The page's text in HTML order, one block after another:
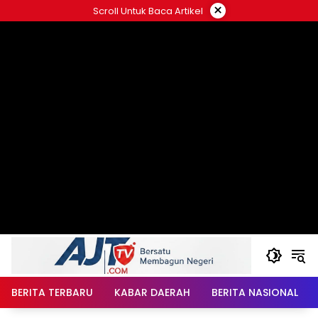
ke
Scroll Untuk Baca Artikel ×
BERITA TERBARU KABAR DAERAH BERITA NASIONAL